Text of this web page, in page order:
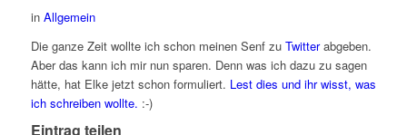
in Allgemein
Die ganze Zeit wollte ich schon meinen Senf zu Twitterabgeben.
Aber das kann ich mir nun sparen. Denn was ich dazu zu sagen
hätte, hat Elke jetzt schon formuliert. Lest dies und ihr wisst, was
ich schreiben wollte. :-)
Eintrag teilen